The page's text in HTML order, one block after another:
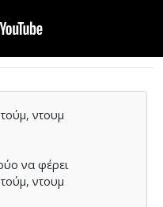
ντουµ
να φέρει
ντουµ